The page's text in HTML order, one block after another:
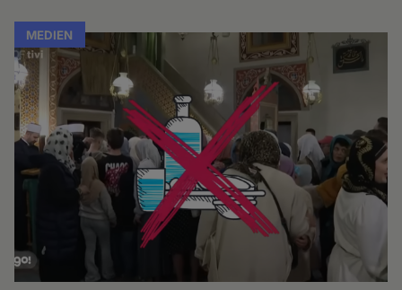
MEDIEN